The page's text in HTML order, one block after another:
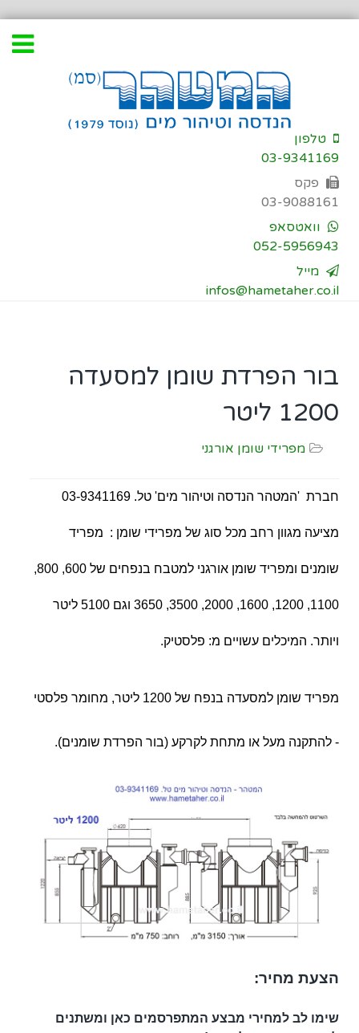
דילוג
טלפון
03-9341169
פקס
03-9088161
וואטסאפ
052-5956943
מייל
infos@hametaher.co.il
בור הפרדת שומן למסעדה
1200 ליטר
מפרידי שומן אורגני
חברת 'המטהר הנדסה וטיהור מים' טל. 03-9341169
מציעה מגוון רחב מכל סוג של מפרידי שומן : מפריד
שומנים ומפריד שומן אורגני למטבח בנפחים של 600, 800,
1100, 1200, 1600, 2000, 3500, 3650 וגם 5100 ליטר
ויותר. המיכלים עשויים מ: פלסטיק.
מפריד שומן למסעדה בנפח של 1200 ליטר, מחומר פלסטי
- להתקנה מעל או מתחת לקרקע (בור הפרדת שומנים).
הצעת מחיר:
שימו לב למחירי מבצע המתפרסמים כאן ומשתנים